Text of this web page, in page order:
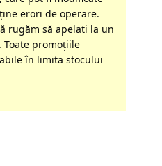
erori de operare.
rugăm să apelati la un
Toate promoţiile
în limita stocului